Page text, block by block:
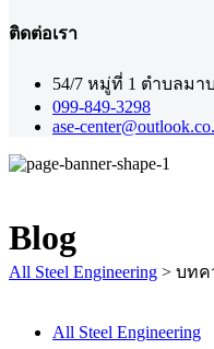
ติดต่อเรา
54/7 หมู่ที่ 1 ตำบลมา
099-849-3298
ase-
Blog
All Steel Engineering > บทค
All Steel Engineering